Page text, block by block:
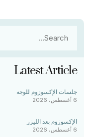
Latest Article
جلسات الإكسوزوم للوجه
6 أغسطس، 2026
الإكسوزوم بعد الليزر
6 أغسطس، 2026